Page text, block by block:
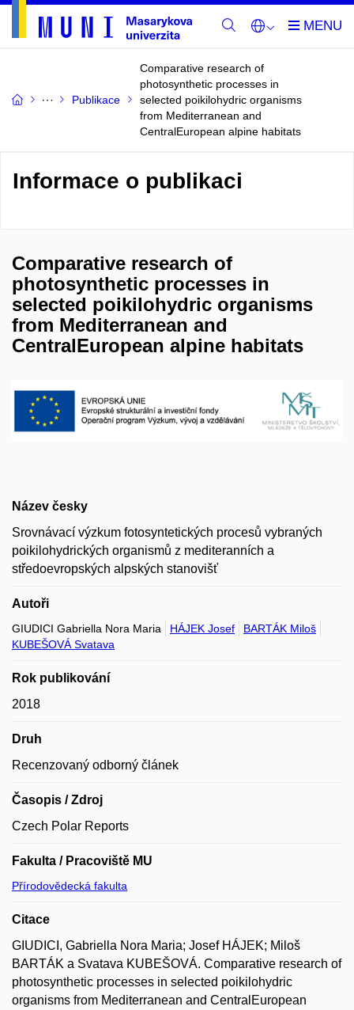
Publikace
Comparative research of
photosynthetic processes in
selected poikilohydric organisms
from Mediterranean and
CentralEuropean alpine habitats
Informace o publikaci
Comparative research of
photosynthetic processes in
selected poikilohydric organisms
from Mediterranean and
CentralEuropean alpine habitats
Název česky
Srovnávací výzkum fotosyntetických procesů vybraných
poikilohydrických organismů z mediteranních a
středoevropských alpských stanovišť
Autoři
GIUDICI Gabriella Nora Maria HÁJEK Josef
BARTÁK Miloš
KUBEŠOVÁ Svatava
Rok publikování
2018
Druh
Recenzovaný odborný článek
Časopis / Zdroj
Czech Polar Reports
Fakulta / Pracoviště MU
Přírodovědecká fakulta
Citace
GIUDICI, Gabriella Nora Maria; Josef HÁJEK; Miloš
BARTÁK a Svatava KUBEŠOVÁ. Comparative research of
photosynthetic processes in selected poikilohydric
organisms from Mediterranean and CentralEuropean